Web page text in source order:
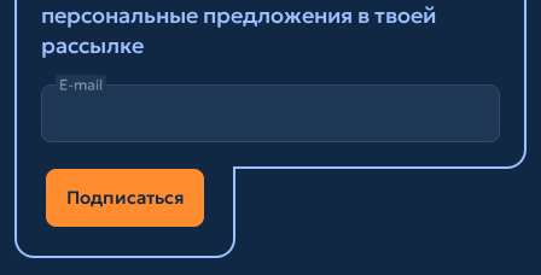
персональные предложения в твоей
рассылке
E-mail
Подписаться